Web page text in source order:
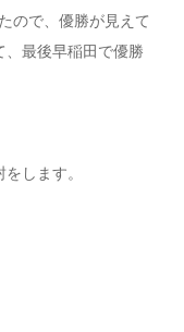
ので、優勝が見えて
、最後早稲田で優勝
します。